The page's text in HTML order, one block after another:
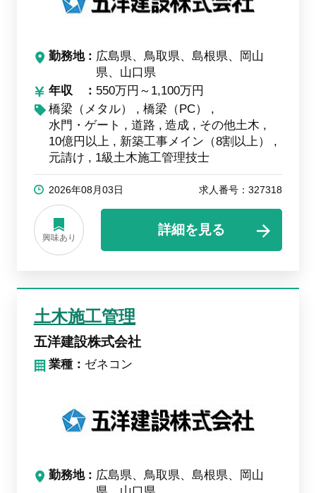
勤務地
広島県、鳥取県、島根県、岡山
県、山口県
年収
550万円～1,100万円
橋梁（メタル）
橋梁（PC）
水門・ゲート
道路 造成
その他土木
10億円以上
新築工事メイン（8割以上）
元請け
1級土木施工管理技士
2026年08月03日 求人番号：327318
興味あり
詳細を見る
土木施工管理
五洋建設株式会社
業種： ゼネコン
勤務地
広島県、鳥取県、島根県、岡山